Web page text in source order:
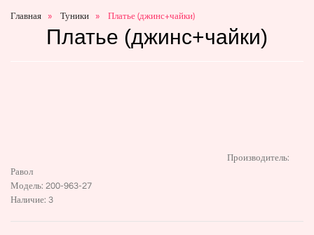
Главная Туники Платье (джинс+чайки)
Платье (джинс+чайки)
Производитель:
Равол
Модель: 200-963-27
Наличие: 3